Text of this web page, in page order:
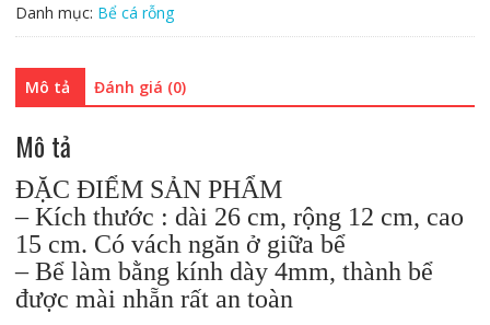
ngăn
thước
26x12x15
thành
đã
được
mài
nhẵn
số
lượng
Danh mục: Bể cá rỗng
Mô tả Đánh giá (0)
Mô tả
ĐẶC ĐIỂM SẢN PHẨM
– Kích thước : dài 26 cm, rộng 12 cm, cao
15 cm. Có vách ngăn ở giữa bể
– Bể làm bằng kính dày 4mm, thành bể
được mài nhẵn rất an toàn